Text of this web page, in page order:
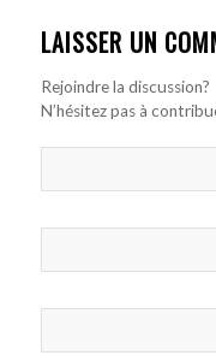
LAISSER UN
Rejoindre la discussion?
N’hésitez pas à